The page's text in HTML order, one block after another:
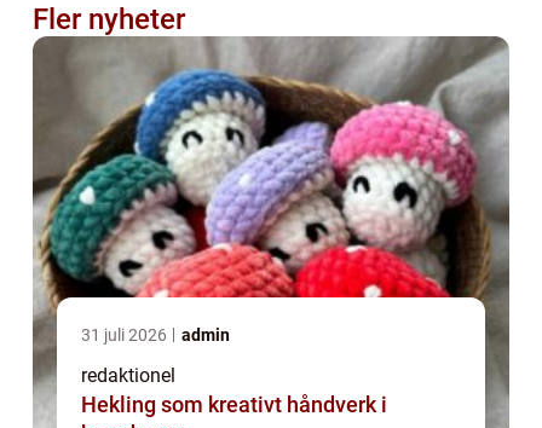
Fler nyheter
31 juli 2026 admin
redaktionel
Hekling som kreativt håndverk i